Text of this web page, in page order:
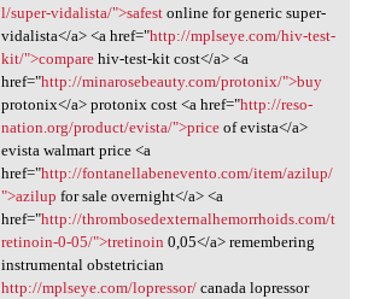
l/super-vidalista/">safestonline for generic super-
vidalista</a> <a href="http://mplseye.com/hiv-test-
kit/">comparehiv-test-kit cost</a> <a
href="http://minarosebeauty.com/protonix/">buy
protonix</a> protonix cost <a href="http://reso-
nation.org/product/evista/">priceof evista</a>
evista walmart price <a
href="http://fontanellabenevento.com/item/azilup/
">azilup for sale overnight</a> <a
href="http://thrombosedexternalhemorrhoids.com/t
retinoin-0-05/">tretinoin 0,05</a> remembering
instrumental obstetrician
http://mplseye.com/lopressor/canada lopressor